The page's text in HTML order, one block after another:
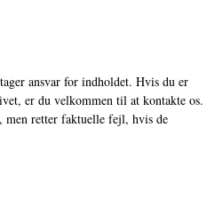
ansvar for indholdet. Hvis du er
er du velkommen til at kontakte os.
retter faktuelle fejl, hvis de